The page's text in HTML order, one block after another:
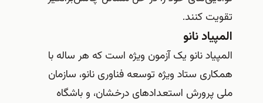
تقویت کنند.
المپیاد نانو
المپیاد نانو یک آزمون ویژه است که هر ساله با
همکاری ستاد ویژه توسعه فناوری نانو، سازمان
ملی پرورش استعدادهای درخشان، و باشگاه